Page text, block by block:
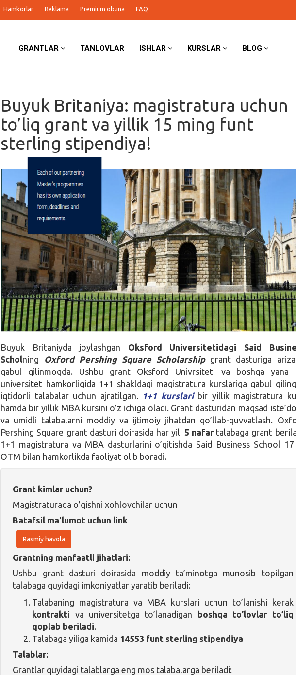
Hamkorlar Reklama Premium obuna FAQ
GRANTLAR TANLOVLAR ISHLAR KURSLAR BLOG
Buyuk Britaniya: magistratura uchun
to’liq grant va yillik 15 ming funt
sterling stipendiya!
Buyuk Britaniyda joylashgan Oksford Universitetidagi Said
Scholning Oxford Pershing Square Scholarshipgrant dasturiga
qabul qilinmoqda. Ushbu grant Oksford Univrsiteti va boshqa yana
universitet hamkorligida 1+1 shakldagi magistratura kurslariga qabul
iqtidorli talabalar uchun ajratilgan. 1+1 kurslaribir yillik magistratura
hamda bir yillik MBA kursini o’z ichiga oladi. Grant dasturidan maqsad
va umidli talabalarni moddiy va ijtimoiy jihatdan qo’llab-quvvatlash.
Pershing Square grant dasturi doirasida har yili 5 nafar talabaga grant
1+1 magistratura va MBA dasturlarini o’qitishda Said Business School
OTM bilan hamkorlikda faoliyat olib boradi.
Grant kimlar uchun?
Magistraturada o’qishni xohlovchilar uchun
Batafsil ma'lumot uchun link
Rasmiy havola
Grantning manfaatli jihatlari:
Ushbu grant dasturi doirasida moddiy ta’minotga munosib topilgan
talabaga quyidagi imkoniyatlar yaratib beriladi:
Talabaning magistratura va MBA kurslari uchun to’lanishi kerak
kontrakti va universitetga to’lanadigan boshqa to’lovlar to’liq
qoplab beriladi.
Talabaga yiliga kamida 14553 funt sterling stipendiya
Talablar:
Grantlar quyidagi talablarga eng mos talabalarga beriladi: